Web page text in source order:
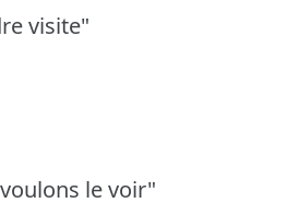
visite"
le voir"